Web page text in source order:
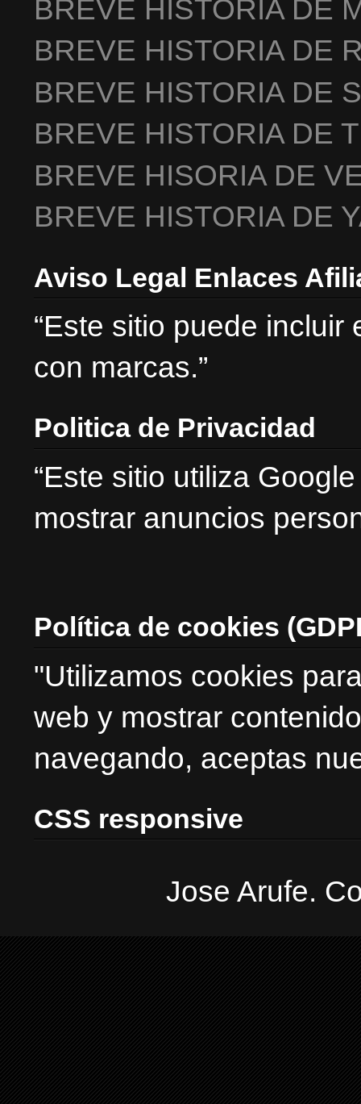
BREVE HISTORIA DE
BREVE HISTORIA DE
BREVE HISTORIA DE
BREVE HISTORIA DE
BREVE HISORIA DE
BREVE HISTORIA DE
Aviso Legal Enlaces
“Este sitio puede
con marcas.”
Politica de Privacidad
“Este sitio utiliza
mostrar anuncios
Política de cookies
"Utilizamos cookies
web y mostrar
navegando, aceptas
CSS responsive
Jose Arufe.